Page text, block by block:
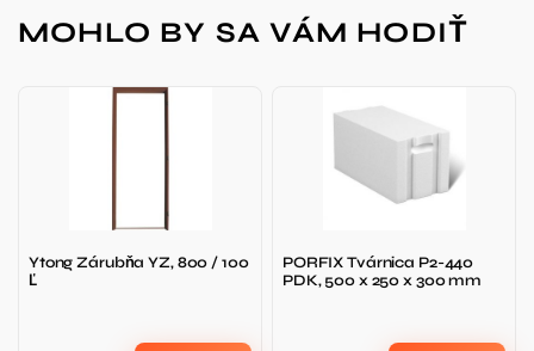
MOHLO BY SA VÁM HODIŤ
Ytong Zárubňa YZ, 800 / 100
Ľ
PORFIX Tvárnica P2-440
PDK, 500 x 250 x 300 mm